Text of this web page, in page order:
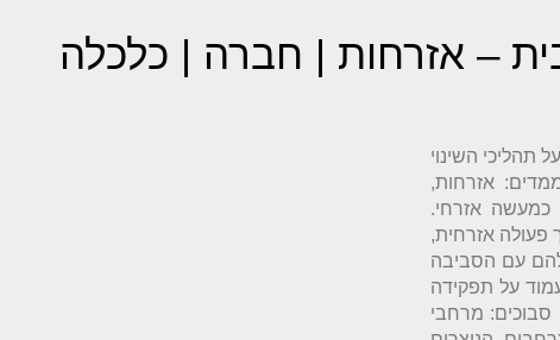
– אזרחות | חברה | כלכלה
תהליכי השינוי
אזרחות,
כמעשה אזרחי.
אזרחית,
עם הסביבה
על תפקידה
סבוכים: מרחבי